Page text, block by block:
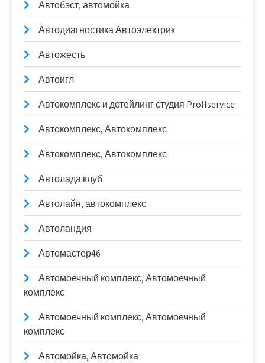
Автобэст, автомойка
Автодиагностика Автоэлектрик
Автожесть
Автоигл
Автокомплекс и детейлинг студия Proffservice
Автокомплекс, Автокомплекс
Автокомплекс, Автокомплекс
Автолада клуб
Автолайн, автокомплекс
Автоландия
Автомастер46
Автомоечный комплекс, Автомоечный
комплекс
Автомоечный комплекс, Автомоечный
комплекс
Автомойка, Автомойка